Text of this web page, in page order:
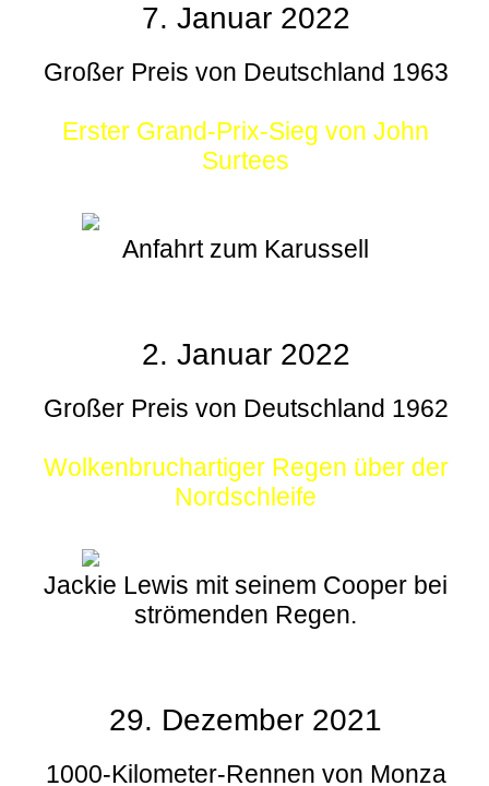
7. Januar 2022
Großer Preis von Deutschland 1963
Erster Grand-Prix-Sieg von John
Surtees
Anfahrt zum Karussell
2. Januar 2022
Großer Preis von Deutschland 1962
Wolkenbruchartiger Regen über der
Nordschleife
Jackie Lewis mit seinem Cooper bei
strömenden Regen.
29. Dezember 2021
1000-Kilometer-Rennen von Monza